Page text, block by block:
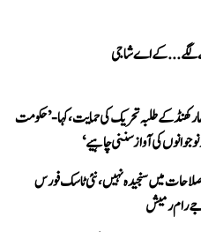
لگے...کے اے شاجی
کے طلبہ تحریک کی حمایت، کہا- ’حکومت
کی آواز سننی چاہیے‘
میں سنجیدہ نہیں، نئی ٹاسک فورس
رام رمیش